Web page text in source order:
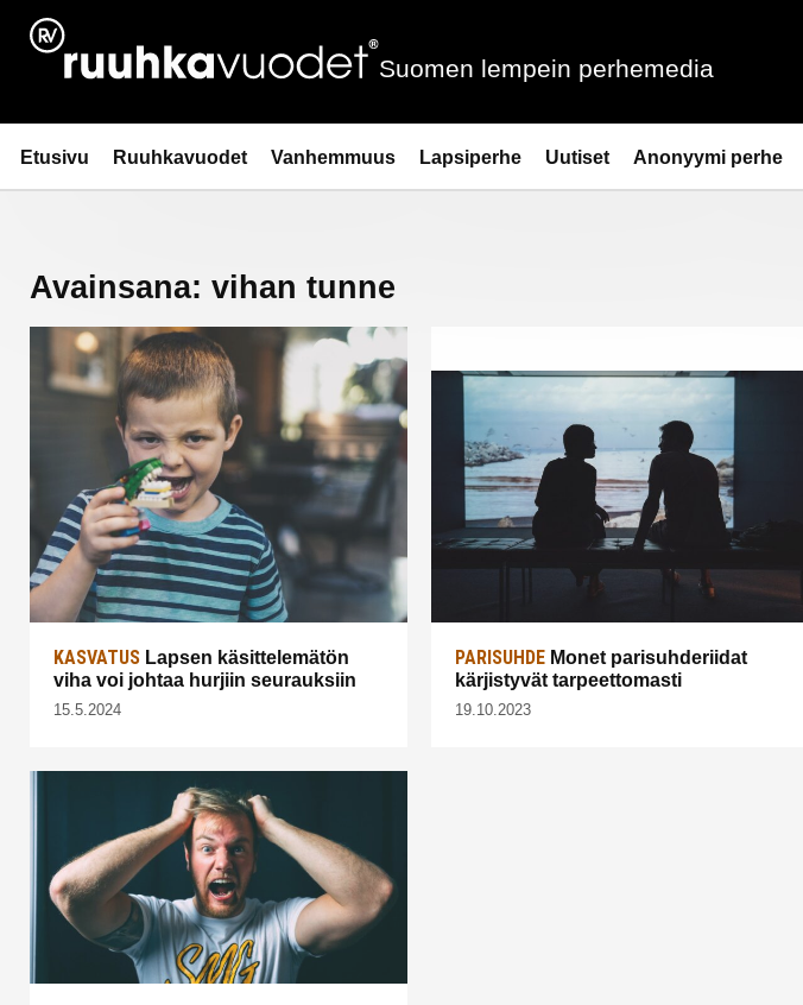
Siirry
sisältöön
Ruuhkavuodet.fi
Suomen lempein perhemedia
Etusivu Ruuhkavuodet Vanhemmuus Lapsiperhe Uutiset Anonyymi perhe
Avainsana: vihan tunne
KASVATUS Lapsen käsittelemätön
viha voi johtaa hurjiin seurauksiin
15.5.2024
PARISUHDE Monet parisuhderiidat
kärjistyvät tarpeettomasti
19.10.2023